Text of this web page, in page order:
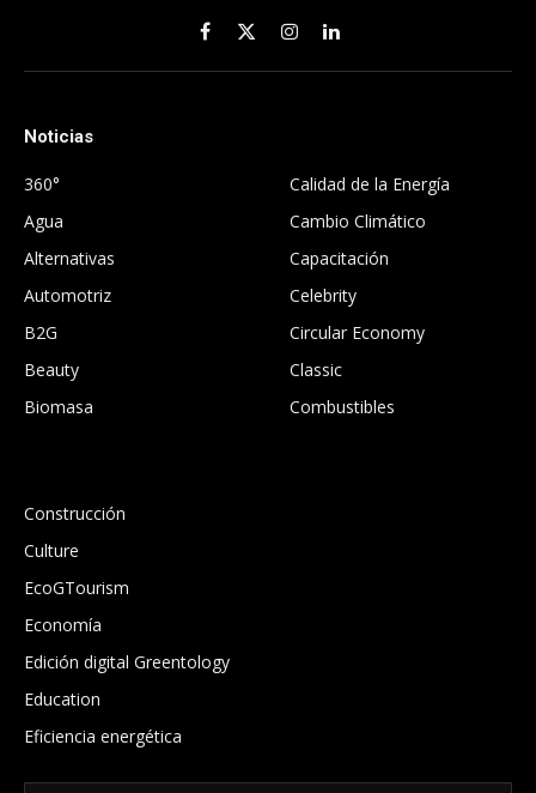
Facebook
X
(Twitter)
InstagramLinkedIn
Noticias
360°
Agua
Alternativas
Automotriz
B2G
Beauty
Biomasa
Calidad de la Energía
Cambio Climático
Capacitación
Celebrity
Circular Economy
Classic
Combustibles
Construcción
Culture
EcoGTourism
Economía
Edición digital Greentology
Education
Eficiencia energética